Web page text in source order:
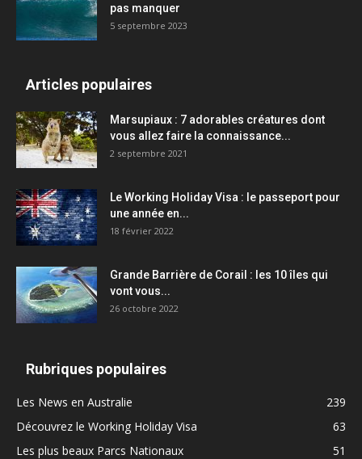
pas manquer
5 septembre 2023
Articles populaires
Marsupiaux : 7 adorables créatures dont
vous allez faire la connaissance...
2 septembre 2021
Le Working Holiday Visa : le passeport pour
une année en...
18 février 2022
Grande Barrière de Corail : les 10 îles qui
vont vous...
26 octobre 2022
Rubriques populaires
Les News en Australie
239
Découvrez le Working Holiday Visa
63
Les plus beaux Parcs Nationaux
51